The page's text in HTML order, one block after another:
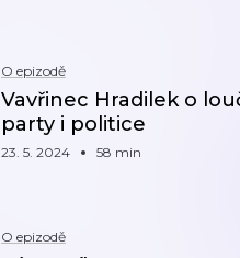
O epizodě
Vavřinec Hradilek o
party i politice
23. 5. 2024 58 min
O epizodě